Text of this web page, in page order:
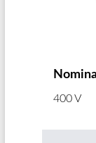
400 V